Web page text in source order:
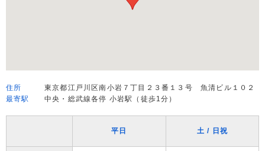
住所
東京都江戸川区南小岩７丁目２３番１３号 魚清ビル１０２
最寄駅
中央・総武線各停 小岩駅（徒歩1分）
平日 土 / 日祝